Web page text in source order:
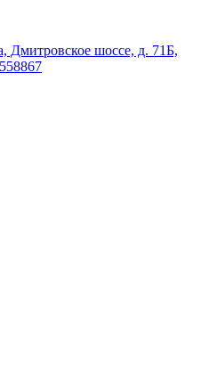
Дмитровское шоссе, д. 71Б,